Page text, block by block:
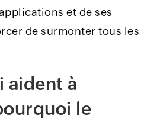
et de ses
de surmonter tous les
aident à
le